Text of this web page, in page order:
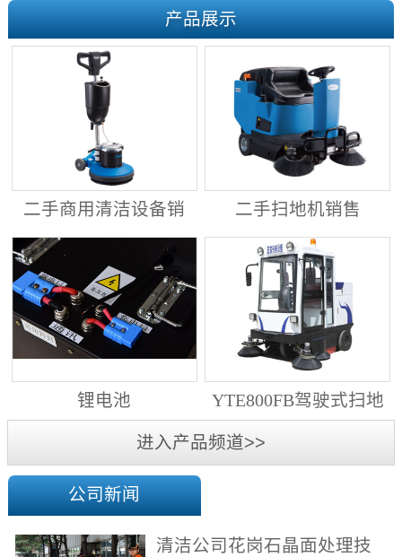
产品展示
二手商用清洁设备销
二手扫地机销售
锂电池
YTE800FB驾驶式扫地
进入产品频道>>
公司新闻
清洁公司花岗石晶面处理技